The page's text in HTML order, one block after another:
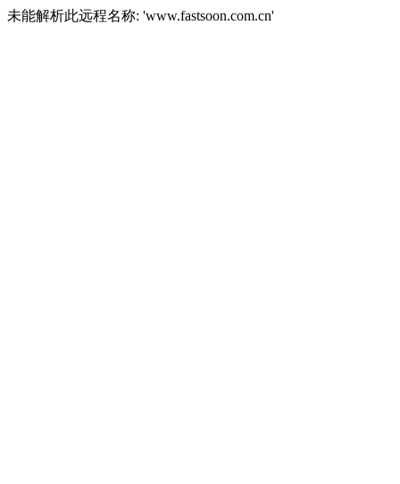
未能解析此远程名称: 'www.fastsoon.com.cn'